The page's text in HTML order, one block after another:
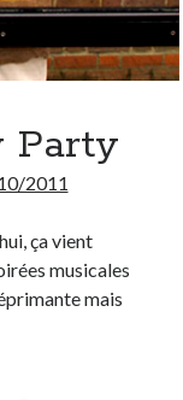
Party
2011
ça vient
musicales
mais